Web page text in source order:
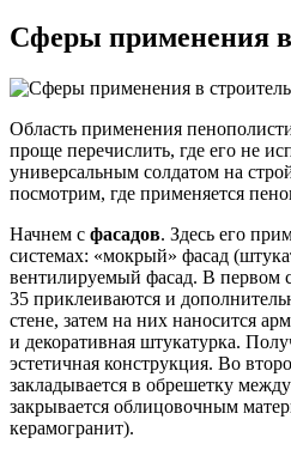
Сферы применения в
Область применения
проще перечислить, где его не
универсальным солдатом на
посмотрим, где применяется
Начнем с фасадов. Здесь его
системах: «мокрый» фасад
вентилируемый фасад. В
35 приклеиваются и
стене, затем на них наносится
и декоративная штукатурка.
эстетичная конструкция. Во
закладывается в обрешетку
закрывается облицовочным
керамогранит).